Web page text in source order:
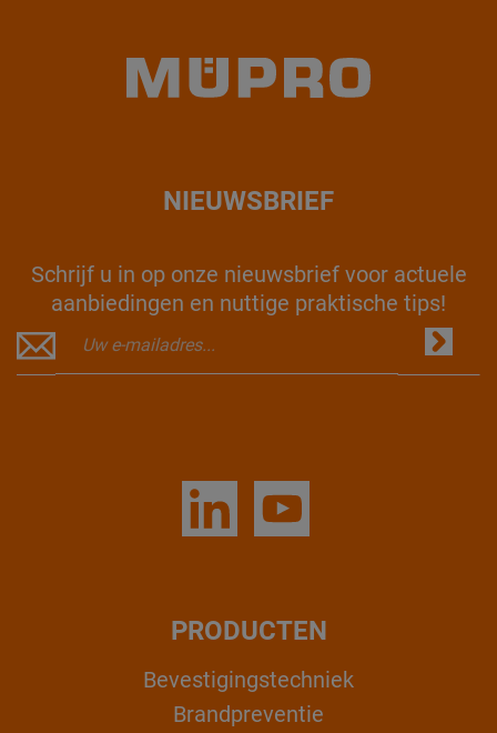
NIEUWSBRIEF
Schrijf u in op onze nieuwsbrief voor actuele
aanbiedingen en nuttige praktische tips!
PRODUCTEN
Bevestigingstechniek
Brandpreventie